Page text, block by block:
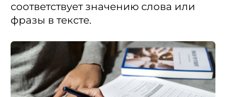
соответствует значению слова или
фразы в тексте.